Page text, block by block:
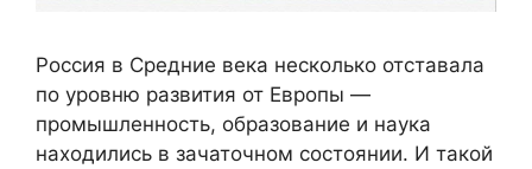
Россия в Средние века несколько отставала
по уровню развития от Европы —
промышленность, образование и наука
находились в зачаточном состоянии. И такой